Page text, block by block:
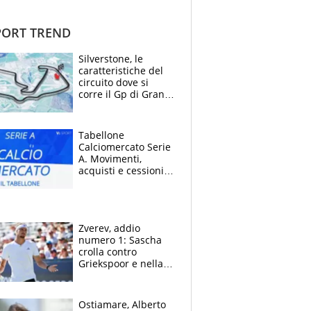
TREND
Silverstone, le
caratteristiche del
circuito dove si
corre il Gp di Gran
Tabellone
Calciomercato Serie
A. Movimenti,
acquisti e cessioni:
Zverev, addio
numero 1: Sascha
crolla contro
Griekspoor e nella
terzo. Quanti malori
Ostiamare, Alberto